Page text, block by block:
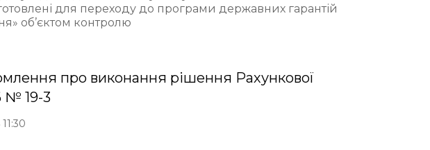
для переходу до програми державних гарантій
об’єктом контролю
про виконання рішення Рахункової
№ 19-3